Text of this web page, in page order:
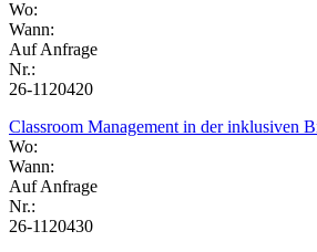
Wo:
Wann:
Auf Anfrage
Nr.:
26-1120420
Classroom Management in der inklusiven
Wo:
Wann:
Auf Anfrage
Nr.:
26-1120430